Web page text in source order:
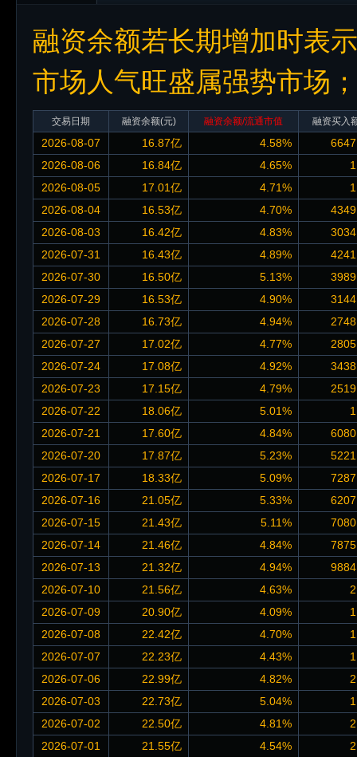
融资余额若长期增加时表
市场人气旺盛属强势市场
交易日期 融资余额(元) 融资余额/流通市值 融资买入
2026-08-07 16.87亿 4.58%
2026-08-06
16.84亿 4.65%
2026-08-05
17.01亿 4.71%
2026-08-04
16.53亿 4.70%
2026-08-03
16.42亿 4.83%
2026-07-31
16.43亿 4.89%
2026-07-30
16.50亿 5.13%
2026-07-29
16.53亿 4.90%
2026-07-28
16.73亿 4.94%
2026-07-27
17.02亿 4.77%
2026-07-24
17.08亿 4.92%
2026-07-23
17.15亿 4.79%
2026-07-22
18.06亿 5.01%
2026-07-21
17.60亿 4.84%
2026-07-20
17.87亿 5.23%
2026-07-17
18.33亿 5.09%
2026-07-16
21.05亿 5.33%
2026-07-15
21.43亿 5.11%
2026-07-14
21.46亿 4.84%
2026-07-13
21.32亿 4.94%
2026-07-10
21.56亿 4.63%
2026-07-09
20.90亿 4.09%
2026-07-08
22.42亿 4.70%
2026-07-07
22.23亿 4.43%
2026-07-06
22.99亿 4.82%
2026-07-03
22.73亿 5.04%
2026-07-02
22.50亿 4.81%
2026-07-01
21.55亿 4.54%